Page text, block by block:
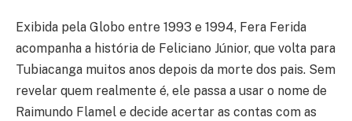
Exibida pela Globo entre 1993 e 1994, Fera Ferida
acompanha a história de Feliciano Júnior, que volta para
Tubiacanga muitos anos depois da morte dos pais. Sem
revelar quem realmente é, ele passa a usar o nome de
Raimundo Flamel e decide acertar as contas com as